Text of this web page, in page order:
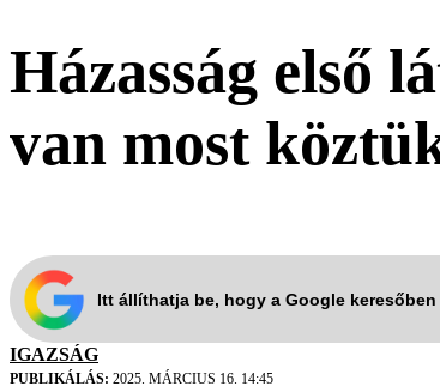
Házasság első
van most
Itt állíthatja be, hogy a Google
IGAZSÁG
PUBLIKÁLÁS: 2025. MÁRCIUS 16. 14:45